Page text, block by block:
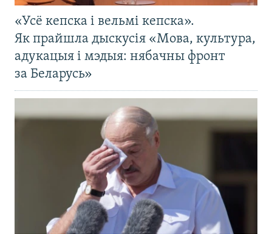
«Усё кепска і вельмі кепска».
Як прайшла дыскусія «Мова, культура,
адукацыя і мэдыя: нябачны фронт
за Беларусь»